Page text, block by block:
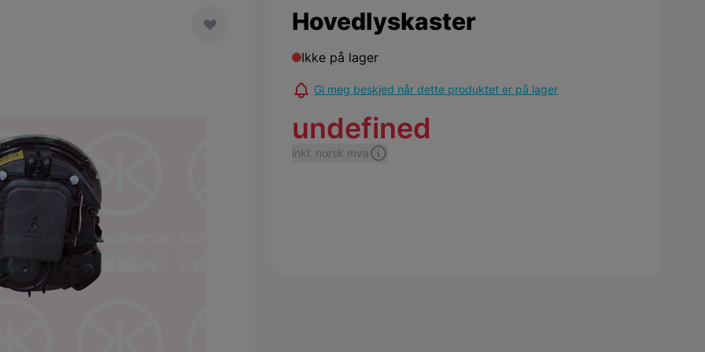
Hovedlyskaster
Ikke på lager
Gi meg beskjed når dette produktet er på lager
undefined
inkl. norsk mva